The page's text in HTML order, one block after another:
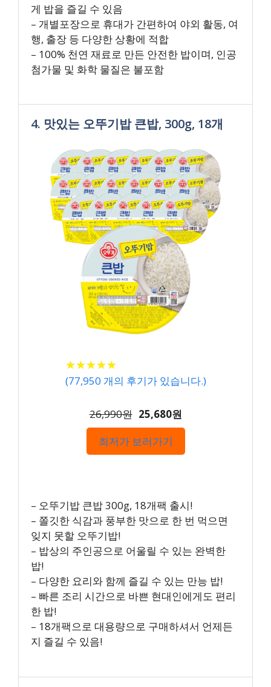
게 밥을 즐길 수 있음
– 개별포장으로 휴대가 간편하여 야외 활동, 여
행, 출장 등 다양한 상황에 적합
– 100% 천연 재료로 만든 안전한 밥이며, 인공
첨가물 및 화학 물질은 불포함
4. 맛있는 오뚜기밥 큰밥, 300g, 18개
★★★★★
★★★★★
(77,950 개의 후기가 있습니다.)
26,990원 25,680원
최저가 보러가기
– 오뚜기밥 큰밥 300g, 18개팩 출시!
– 쫄깃한 식감과 풍부한 맛으로 한 번 먹으면
잊지 못할 오뚜기밥!
– 밥상의 주인공으로 어울릴 수 있는 완벽한
밥!
– 다양한 요리와 함께 즐길 수 있는 만능 밥!
– 빠른 조리 시간으로 바쁜 현대인에게도 편리
한 밥!
– 18개팩으로 대용량으로 구매하셔서 언제든
지 즐길 수 있음!